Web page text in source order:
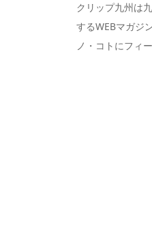
クリップ九州は
するWEBマガジ
ノ・コトにフィ